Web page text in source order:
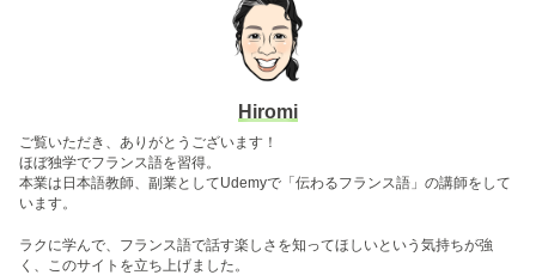
Hiromi
ご覧いただき、ありがとうございます！
ほぼ独学でフランス語を習得。
本業は日本語教師、副業としてUdemyで「伝わるフランス語」の講師をして
います。
ラクに学んで、フランス語で話す楽しさを知ってほしいという気持ちが強
く、このサイトを立ち上げました。